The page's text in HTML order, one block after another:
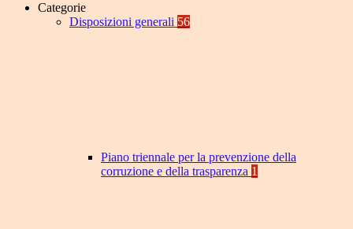
Categorie
Disposizioni generali 56
Piano triennale per la prevenzione della
corruzione e della trasparenza 1